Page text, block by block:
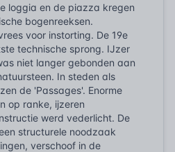
loggia en de piazza kregen
bogenreeksen.
voor instorting. De 19e
technische sprong. IJzer
niet langer gebonden aan
In steden als
de 'Passages'. Enorme
op ranke, ijzeren
werd vederlicht. De
structurele noodzaak
verschoof in de